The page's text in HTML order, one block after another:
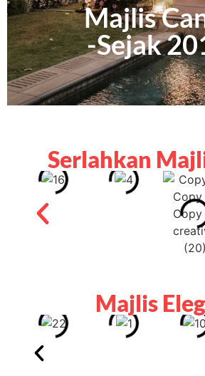
Majlis
-Sejak
Serlahkan
Majlis